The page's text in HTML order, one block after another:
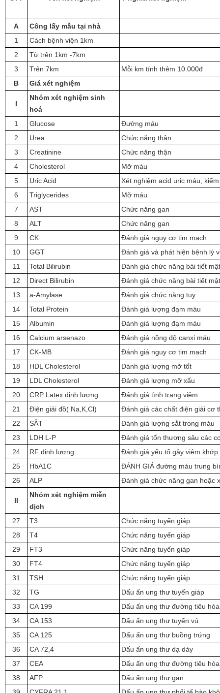
A
Công lấy mẫu tại nhà
1
Cách bệnh viện 1km
2
Từ trên 1km -7km
3
Trên 7km
Mỗi km tính thêm 10.000đ
B
Giá xét nghiệm
I
Nhóm xét nghiệm sinh
hoá
1
Glucose
Đường máu
2
Urea
Chức năng thận
3
Creatinine
Chức năng thận
4
Cholesterol
Mỡ máu
5
Uric Acid
Xét nghiệm acid uric máu,
6
Triglycerides
Mỡ máu
7
AST
Chức năng gan
8
ALT
Chức năng gan
9
CK
Đánh giá nguy cơ tim mạch
10
GGT
Đánh giá và phát hiện bệnh lý
11
Total Bilirubin
Đánh giá chức năng bài tiết mật
12
Direct Bilirubin
Đánh giá chức năng bài tiết mật
13
a-Amylase
Đánh giá chức năng tuỵ
14
Total Protein
Đánh giá lượng đạm máu
15
Albumin
Đánh giá lượng đạm máu
16
Calcium arsenazo
Đánh giá nồng độ canxi máu
17
CK-MB
Đánh giá nguy cơ tim mạch
18
HDL Cholesterol
Đánh giá lượng mỡ tốt
19
LDL Cholesterol
Đánh giá lượng mỡ xấu
20
CRP Latex định lượng
Đánh giá tình trạng viêm
21
Điện giải đồ( Na,K,Cl)
Đánh giá các chất điện giải cơ
22
SẮT
Đánh giá lượng sắt trong máu
23
LDH L-P
Đánh giá tổn thương sâu các
24
RF định lượng
Đánh giá yếu tố gây viêm khớp
25
HbA1C
ĐÁNH GIÁ đường máu trung
26
ALP Đánh giá chức năng gan hoặc
II
Nhóm xét nghiệm miễn
dịch
27
T3
Chức năng tuyến giáp
28
T4
Chức năng tuyến giáp
29
FT3
Chức năng tuyến giáp
30
FT4
Chức năng tuyến giáp
31
TSH
Chức năng tuyến giáp
32
TG
Dấu ấn ung thư tuyến giáp
33
CA 199
Dấu ấn ung thư đường tiêu
34
CA 153
Dấu ấn ung thư tuyến vú
35
CA 125
Dấu ấn ung thư buồng trứng
36
CA 72,4
Dấu ấn ung thư dạ dày
37
CEA
Dấu ấn ung thư đường tiêu hóa
38
AFP
Dấu ấn ung thư gan